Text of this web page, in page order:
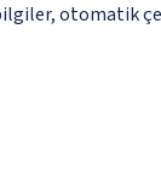
otomatik